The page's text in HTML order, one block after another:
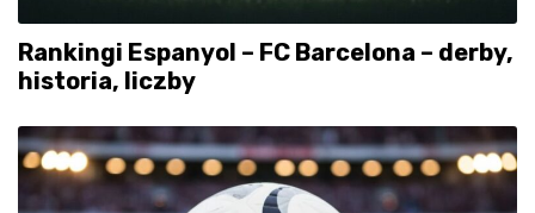
Rankingi Espanyol – FC Barcelona – derby,
historia, liczby